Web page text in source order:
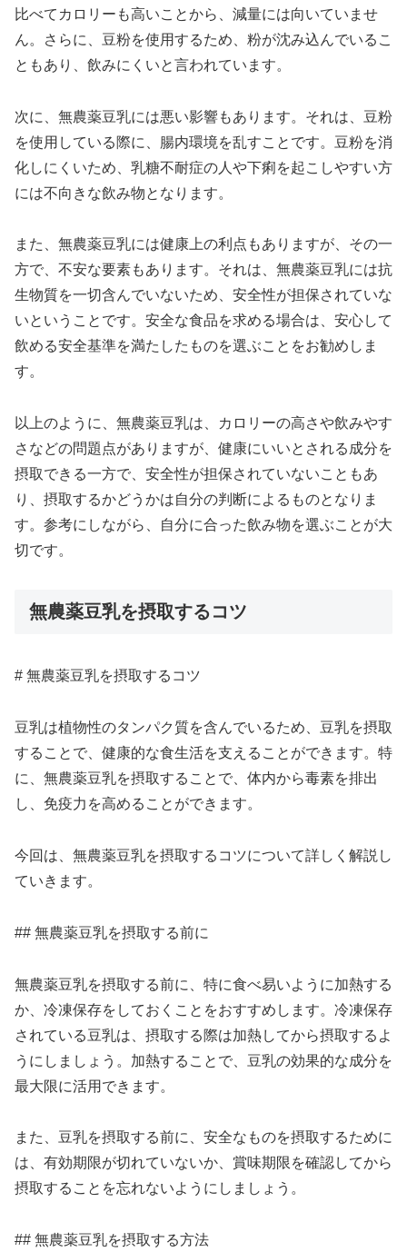
比べてカロリーも高いことから、減量には向いていませ
ん。さらに、豆粉を使用するため、粉が沈み込んでいるこ
ともあり、飲みにくいと言われています。
次に、無農薬豆乳には悪い影響もあります。それは、豆粉
を使用している際に、腸内環境を乱すことです。豆粉を消
化しにくいため、乳糖不耐症の人や下痢を起こしやすい方
には不向きな飲み物となります。
また、無農薬豆乳には健康上の利点もありますが、その一
方で、不安な要素もあります。それは、無農薬豆乳には抗
生物質を一切含んでいないため、安全性が担保されていな
いということです。安全な食品を求める場合は、安心して
飲める安全基準を満たしたものを選ぶことをお勧めしま
す。
以上のように、無農薬豆乳は、カロリーの高さや飲みやす
さなどの問題点がありますが、健康にいいとされる成分を
摂取できる一方で、安全性が担保されていないこともあ
り、摂取するかどうかは自分の判断によるものとなりま
す。参考にしながら、自分に合った飲み物を選ぶことが大
切です。
無農薬豆乳を摂取するコツ
# 無農薬豆乳を摂取するコツ
豆乳は植物性のタンパク質を含んでいるため、豆乳を摂取
することで、健康的な食生活を支えることができます。特
に、無農薬豆乳を摂取することで、体内から毒素を排出
し、免疫力を高めることができます。
今回は、無農薬豆乳を摂取するコツについて詳しく解説し
ていきます。
## 無農薬豆乳を摂取する前に
無農薬豆乳を摂取する前に、特に食べ易いように加熱する
か、冷凍保存をしておくことをおすすめします。冷凍保存
されている豆乳は、摂取する際は加熱してから摂取するよ
うにしましょう。加熱することで、豆乳の効果的な成分を
最大限に活用できます。
また、豆乳を摂取する前に、安全なものを摂取するために
は、有効期限が切れていないか、賞味期限を確認してから
摂取することを忘れないようにしましょう。
## 無農薬豆乳を摂取する方法